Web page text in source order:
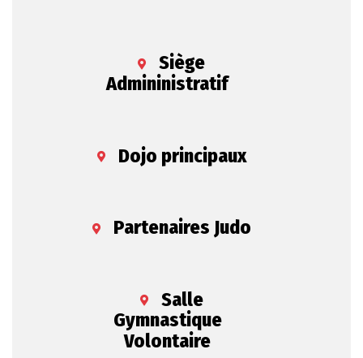
Siège
Admininistratif
Dojo principaux
Partenaires Judo
Salle
Gymnastique
Volontaire